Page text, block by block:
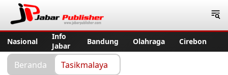
Nasional
Info
Jabar
Bandung Olahraga Cirebon
Beranda Tasikmalaya